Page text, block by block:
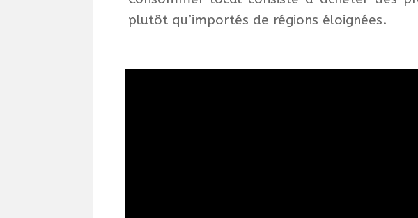
plutôt qu’importés de régions éloignées.